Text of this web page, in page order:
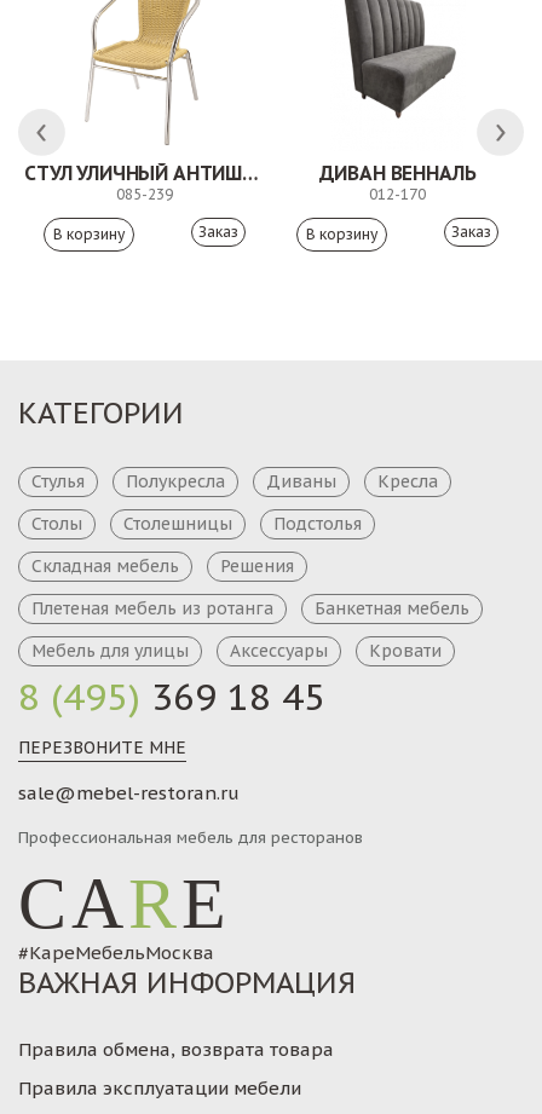
СТУЛ УЛИЧНЫЙ АНТИШОН
085-239
Заказ
ДИВАН ВЕННАЛЬ
012-170
Заказ
8 (495) 369 18 45
ПЕРЕЗВОНИТЕ МНЕ
sale@mebel-restoran.ru
Профессиональная мебель для ресторанов
CARE
#КареМебельМосква
КАТЕГОРИИ
Стулья Полукресла Диваны
Кресла
Столы
Столешницы
Подстолья
Складная мебель
Решения
Плетеная мебель из ротанга
Банкетная мебель
Мебель для улицы
Аксессуары Кровати
ВАЖНАЯ ИНФОРМАЦИЯ
Правила обмена, возврата товара
Правила эксплуатации мебели